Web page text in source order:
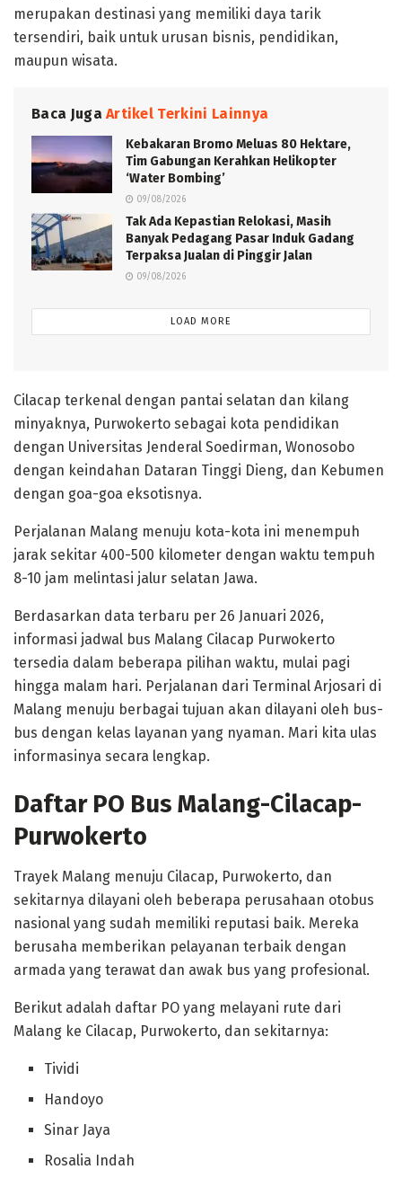
merupakan destinasi yang memiliki daya tarik
tersendiri, baik untuk urusan bisnis, pendidikan,
maupun wisata.
Baca Juga Artikel Terkini Lainnya
Kebakaran Bromo Meluas 80 Hektare,
Tim Gabungan Kerahkan Helikopter
‘Water Bombing’
09/08/2026
Tak Ada Kepastian Relokasi, Masih
Banyak Pedagang Pasar Induk Gadang
Terpaksa Jualan di Pinggir Jalan
09/08/2026
LOAD MORE
Cilacap terkenal dengan pantai selatan dan kilang
minyaknya, Purwokerto sebagai kota pendidikan
dengan Universitas Jenderal Soedirman, Wonosobo
dengan keindahan Dataran Tinggi Dieng, dan Kebumen
dengan goa-goa eksotisnya.
Perjalanan Malang menuju kota-kota ini menempuh
jarak sekitar 400-500 kilometer dengan waktu tempuh
8-10 jam melintasi jalur selatan Jawa.
Berdasarkan data terbaru per 26 Januari 2026,
informasi jadwal bus Malang Cilacap Purwokerto
tersedia dalam beberapa pilihan waktu, mulai pagi
hingga malam hari. Perjalanan dari Terminal Arjosari di
Malang menuju berbagai tujuan akan dilayani oleh bus-
bus dengan kelas layanan yang nyaman. Mari kita ulas
informasinya secara lengkap.
Daftar PO Bus Malang-Cilacap-
Purwokerto
Trayek Malang menuju Cilacap, Purwokerto, dan
sekitarnya dilayani oleh beberapa perusahaan otobus
nasional yang sudah memiliki reputasi baik. Mereka
berusaha memberikan pelayanan terbaik dengan
armada yang terawat dan awak bus yang profesional.
Berikut adalah daftar PO yang melayani rute dari
Malang ke Cilacap, Purwokerto, dan sekitarnya:
Tividi
Handoyo
Sinar Jaya
Rosalia Indah